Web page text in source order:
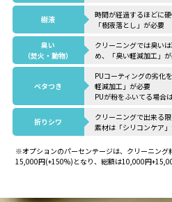
樹液
時間が経過するほどに
「樹液落とし」が必要
臭い
（焚火・動物）
クリーニングでは臭い
め、「臭い軽減加工」
ベタつき
PUコーティングの劣化
軽減加工」が必要
PUが粉をふいてる場合
折りシワ
クリーニングで出来る
素材は「シリコンケア
※オプションのパーセンテージは、クリーニン
15,000円(+150%)となり、総額は10,000円